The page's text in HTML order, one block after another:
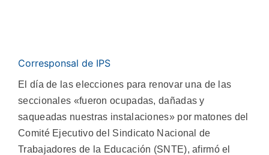
Corresponsal de IPS
El día de las elecciones para renovar una de las
seccionales «fueron ocupadas, dañadas y
saqueadas nuestras instalaciones» por matones del
Comité Ejecutivo del Sindicato Nacional de
Trabajadores de la Educación (SNTE), afirmó el